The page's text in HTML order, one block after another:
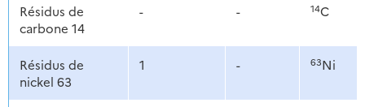
Résidus de
carbone 14
- - 14C
Résidus de
nickel 63
1 - 63Ni